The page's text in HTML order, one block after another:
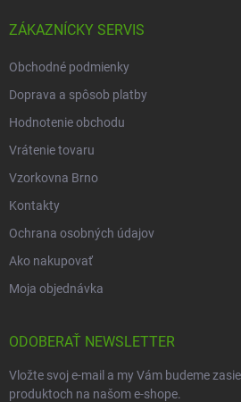
ZÁKAZNÍCKY SERVIS
Obchodné podmienky
Doprava a spôsob platby
Hodnotenie obchodu
Vrátenie tovaru
Vzorkovna Brno
Kontakty
Ochrana osobných údajov
Ako nakupovať
Moja objednávka
ODOBERAŤ NEWSLETTER
Vložte svoj e-mail a my Vám budeme
produktoch na našom e-shope.